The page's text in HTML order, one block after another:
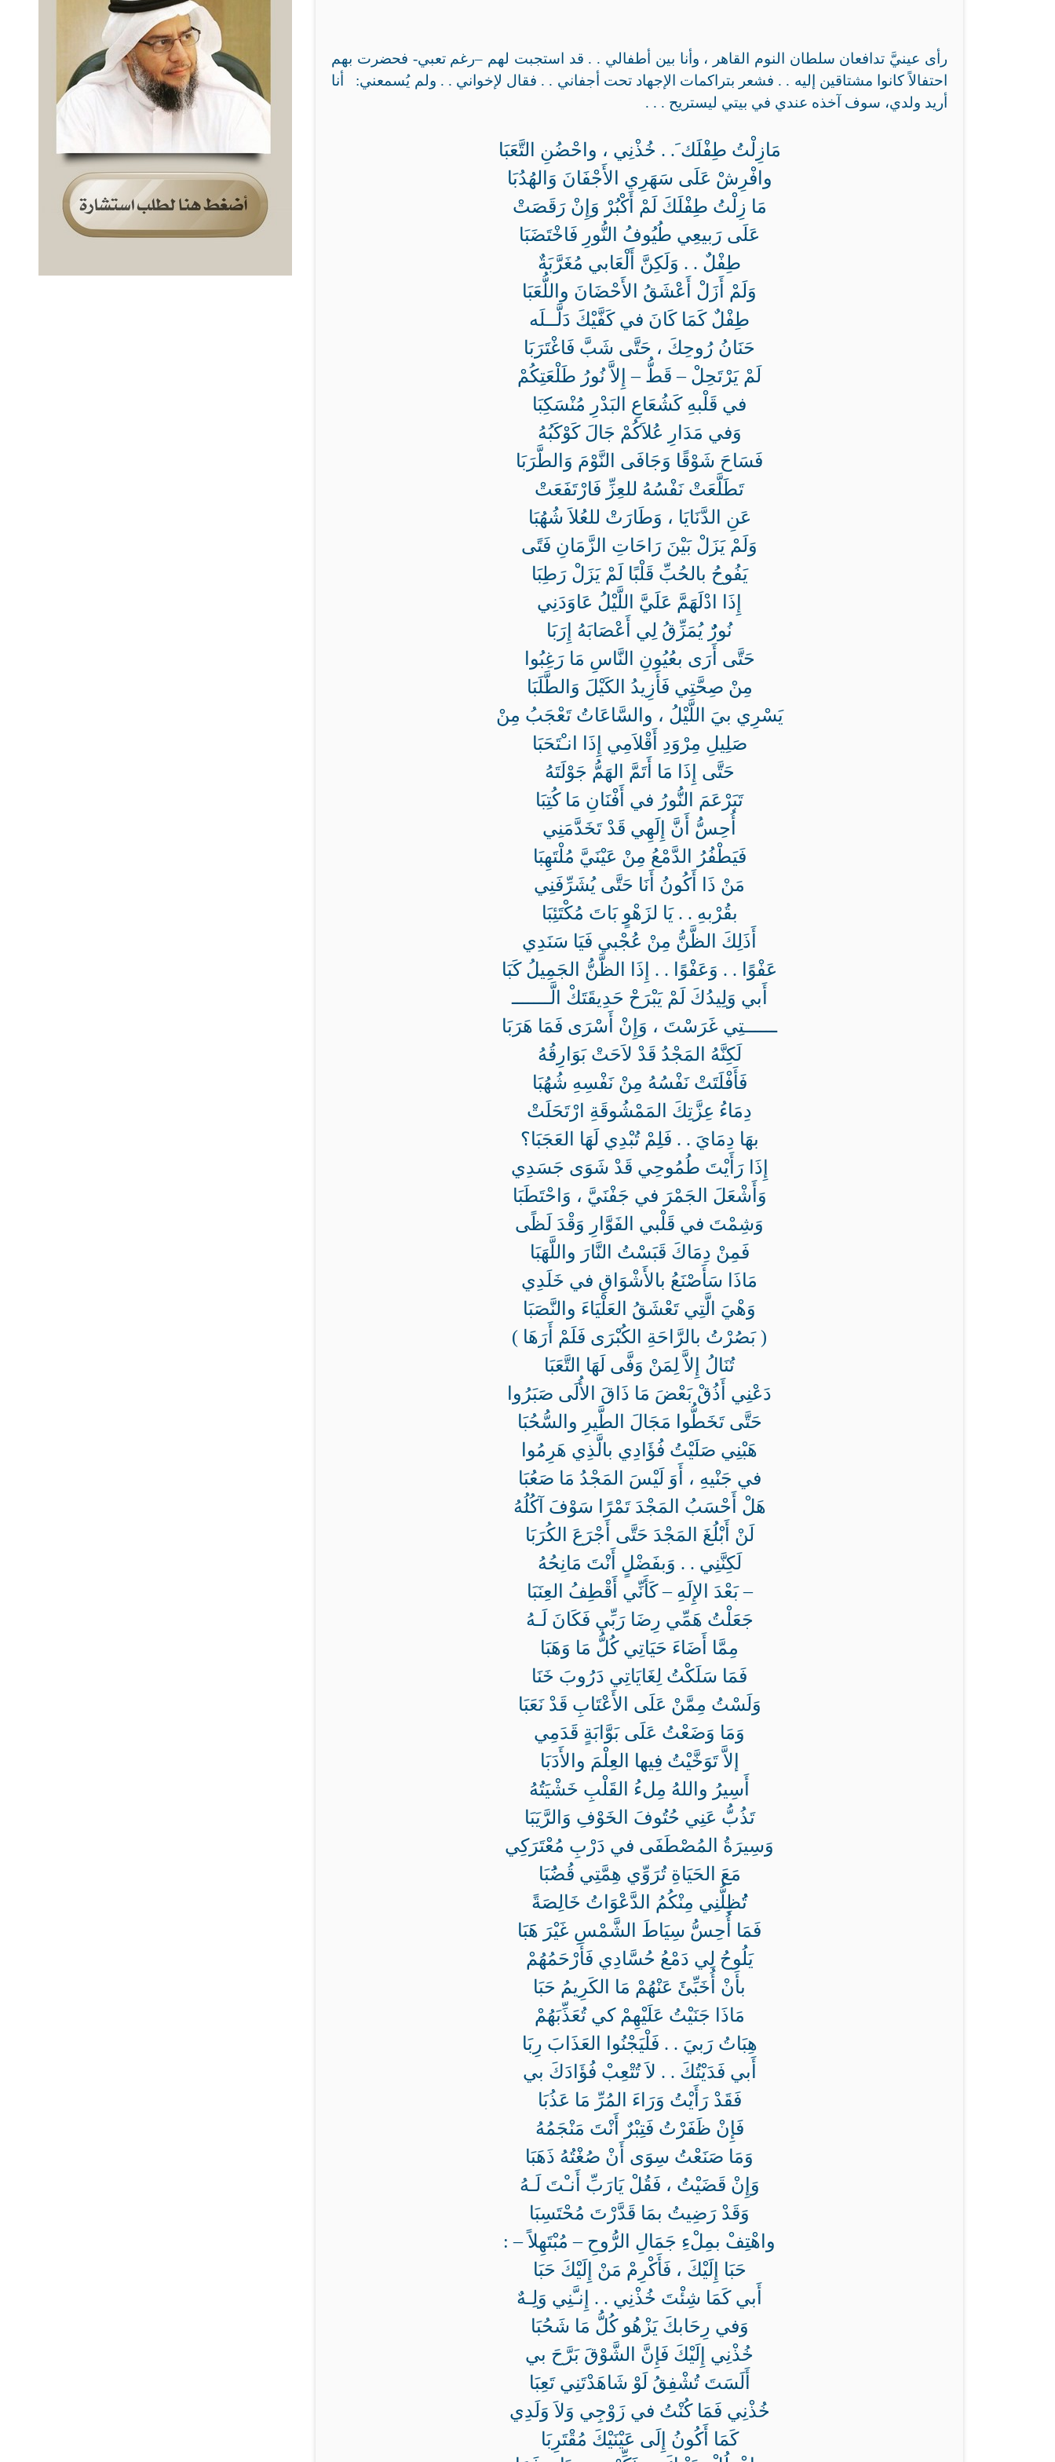
رأى عينيَّ تدافعان سلطان النوم القاهر ، وأنا بين أطفالي . . قد استجبت لهم –رغم تعبي- فحضرت بهم
احتفالاً كانوا مشتاقين إليه . . فشعر بتراكمات الإجهاد تحت أجفاني . . فقال لإخواني . . ولم يُسمعني: أنا
أريد ولدي، سوف آخذه عندي في بيتي ليستريح . . .
مَازِلْتُ طِفْلَك َ. . خُذْنِي ، واحْضُنِ التَّعَبَا
وافْرِشْ عَلَى سَهَرِي الأَجْفَانَ وَالهُدُبَا
مَا زِلْتُ طِفْلَكَ لَمْ أَكْبُرْ وَإِنْ رَقَصَتْ
عَلَى رَبيعِي طُيُوفُ النُّورِ فَاخْتَضَبَا
طِفْلٌ . . وَلَكِنَّ أَلْعَابي مُغَرَّبَةٌ
وَلَمْ أَزَلْ أَعْشَقُ الأَحْضَانَ واللُّعَبَا
طِفْلٌ كَمَا كَانَ في كَفَّيْكَ دَلَّــلَه
حَنَانُ رُوحِكَ ، حَتَّى شَبَّ فَاغْتَرَبَا
لَمْ يَرْتَحِلْ – قَطُّ – إِلاَّ نُورُ طَلْعَتِكُمْ
في قَلْبهِ كَشُعَاعِ البَدْرِ مُنْسَكِبَا
وَفي مَدَارِ عُلاَكُمْ جَالَ كَوْكَبُهُ
فَسَاحَ شَوْقًا وَجَافَى النَّوْمَ وَالطَّرَبَا
تَطَلَّعَتْ نَفْسُهُ للعِزِّ فَارْتَفَعَتْ
عَنِ الدَّنَايَا ، وَطَارَتْ للعُلاَ شُهُبَا
وَلَمْ يَزَلْ بَيْنَ رَاحَاتِ الزَّمَانِ فَتًى
يَفُوحُ بالحُبِّ قَلْبًا لَمْ يَزَلْ رَطِبَا
إِذَا ادْلَهَمَّ عَلَيَّ اللَّيْلُ عَاوَدَنِي
نُورٌُ يُمَزِّقُ لِي أَعْصَابَهُ إِرَبَا
حَتَّى أَرَى بعُيُونِ النَّاسِ مَا رَغِبُوا
مِنْ صِحَّتِي فَأَزِيدُ الكَيْلَ وَالطَّلَبَا
يَسْرِي بيَ اللَّيْلُ ، والسَّاعَاتُ تَعْجَبُ مِنْ
صَلِيلِ مِرْوَدِ أَقْلاَمِي إِذَا انـْتَحَبَا
حَتَّى إِذَا مَا أَتَمَّ الهَمُّ جَوْلَتَهُ
تَبَرْعَمَ النُّورُ في أَفْنَانِ مَا كُتِبَا
أُحِسُّ أَنَّ إِلَهِي قَدْ تَخَدَّمَنِي
فَيَطْفُرُ الدَّمْعُ مِنْ عَيْنَيَّ مُلْتَهِبَا
مَنْ ذَا أَكُونُ أَنَا حَتَّى يُشَرِّفَنِي
بقُرْبهِ . . يَا لزَهْوٍ بَاتَ مُكْتَئِبَا
أَذَلِكَ الظَّنُّ مِنْ عُجْبي فَيَا سَنَدِي
عَفْوًا . . وَعَفْوًا . . إِذَا الظَّنُّ الجَمِيلُ كَبَا
أَبي وَلِيدُكَ لَمْ يَبْرَحْ حَدِيقَتَكْ الَّـــــــ
ــــــتِي غَرَسْتَ ، وَإِنْ أَسْرَى فَمَا هَرَبَا
لَكِنَّهُ المَجْدُ قَدْ لاَحَتْ بَوَارِقُهُ
فَأَفْلَتَتْ نَفْسُهُ مِنْ نَفْسِهِ شُهُبَا
دِمَاءُ عِزَّتِكَ المَمْشُوقَةِ ارْتَحَلَتْ
بهَا دِمَايَ . . فَلِمْ تُبْدِي لَهَا العَجَبَا؟
إِذَا رَأَيْتَ طُمُوحِي قَدْ شَوَى جَسَدِي
وَأَشْعَلَ الجَمْرَ في جَفْنَيَّ ، وَاحْتَطَبَا
وَشِمْتَ في قَلْبي الفَوَّارِ وَقْدَ لَظًى
فَمِنْ دِمَاكَ قَبَسْتُ النَّارَ واللَّهَبَا
مَاذَا سَأَصْنَعُ بالأَشْوَاقِ في خَلَدِي
وَهْيَ الَّتِي تَعْشَقُ العَلْيَاءَ والنَّصَبَا
( بَصُرْتُ بالرَّاحَةِ الكُبْرَى فَلَمْ أَرَهَا )
تُنَالُ إِلاَّ لِمَنْ وَفَّى لَهَا التَّعَبَا
دَعْنِي أَذُقْ بَعْضَ مَا ذَاقَ الأُلَى صَبَرُوا
حَتَّى تَخَطُّوا مَجَالَ الطَّيرِ والسُّحُبَا
هَبْنِي صَلَيْتُ فُؤَادِي بالَّذِي هَرِمُوا
في جَنْيهِ ، أَوَ لَيْسَ المَجْدُ مَا صَعُبَا
هَلْ أَحْسَبُ المَجْدَ تَمْرًا سَوْفَ آكُلُهُ
لَنْ أَبْلُغَ المَجْدَ حَتَّى أَجْرَعَ الكُرَبَا
لَكِنَّنِي . . وَبفَضْلٍ أَنْتَ مَانِحُهُ
– بَعْدَ الإِلَهِ – كَأَنِّي أَقْطِفُ العِنَبَا
جَعَلْتُ هَمِّي رِضَا رَبِّي فَكَانَ لَـهُ
مِمَّا أَضَاءَ حَيَاتِي كُلُّ مَا وَهَبَا
فَمَا سَلَكْتُ لِغَايَاتِي دَرُوبَ خَنَا
وَلَسْتُ مِمَّنْ عَلَى الأَعْتَابِ قَدْ نَعَبَا
وَمَا وَضَعْتُ عَلَى بَوَّابَةٍ قَدَمِي
إلاَّ تَوَخَّيْتُ فِيها العِلْمَ والأَدَبَا
أَسِيرُ واللهُ مِلءُ القَلْبِ خَشْيَتُهُ
تَذُبُّ عَنِي حُتُوفَ الخَوْفِ وَالرَّيَبَا
وَسِيرَةُ المُصْطَفَى في دَرْبِ مُعْتَرَكِي
مَعَ الحَيَاةِ تُرَوِّي هِمَّتِي قُضَُبَا
تُُظِلُّنِي مِنْكُمُ الدَّعْوَاتُ خَالِصَةً
فَمَا أُحِسُّ سِيَاطَ الشَّمْسِ غَيْرَ هََبَا
يَلُوحُ لِي دَمْعُ حُسَّادِي فَأَرْحَمُهُمْ
بأَنْ أُخَبِّئََ عَنْهُمْ مَا الكَرِيمُ حَبَا
مَاذَا جَنَيْتُ عَلَيْهِمْ كي تُعَذِّبَهُمْ
هِبَاتُ رَبيَ . . فَلْيَجْنُوا العَذَابَ رِبَا
أَبي فَدَيْتُكَ . . لاَ تُتْعِبْ فُؤَادَكَ بي
فَقَدْ رَأَيْتُ وَرَاءَ المُرِّ مَا عَذُبَا
فَإِنْ ظَفَرْتُ فَتِبْرٌ أَنْتَ مَنْجَمُهُ
وَمَا صَنَعْتُ سِوَى أَنْ صُغْتُهُ ذَهَبَا
وَإِنْ قَضَيْتُ ، فَقُلْ يَارَبِّ أَنـْتَ لَـهُ
وَقَدْ رَضِيتُ بمَا قَدَّرْتَ مُحْتَسِبَا
واهْتِفْ بمِلْءِ جَمَالِ الرُّوحِ – مُبْتَهِلاً – :
حَبَا إِلَيْكَ ، فَأَكْرِمْ مَنْ إِلَيْكَ حَبَا
أَبي كَمَا شِئْتَ خُذْنِي . . إِنـَّنِي وَلِـهٌ
وَفي رِحَابكَ يَزْهُو كُلُّ مَا شَحُبَا
خُذْنِي إِلَيْكَ فَإِنَّ الشَّوْقَ بَرَّحَ بي
أَلَسَتَ تُشْفِقُ لَوْ شَاهَدْتَنِي تَعِبَا
خُذْنِي فَمَا كُنْتُ في زَوْجِي وَلاَ وَلَدِي
كَمَا أَكُونُ إِلَى عَيْنَيْكَ مُقْتَرِبَا